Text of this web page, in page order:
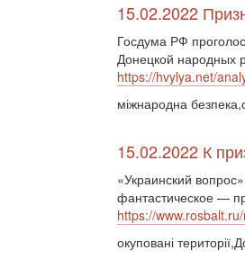
15.02.2022
Госдума РФ
Донецкой народных
https://hvylya.net/
міжнародна
15.02.2022 К
«Украинский
фантастическое —
https://
окуповані